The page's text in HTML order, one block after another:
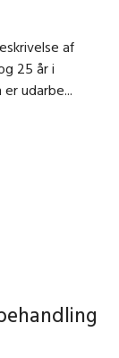
af
25 år i
udarbe...